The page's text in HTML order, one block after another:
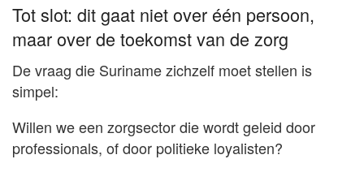
Tot slot: dit gaat niet over één persoon,
maar over de toekomst van de zorg
De vraag die Suriname zichzelf moet stellen is
simpel:
Willen we een zorgsector die wordt geleid door
professionals, of door politieke loyalisten?